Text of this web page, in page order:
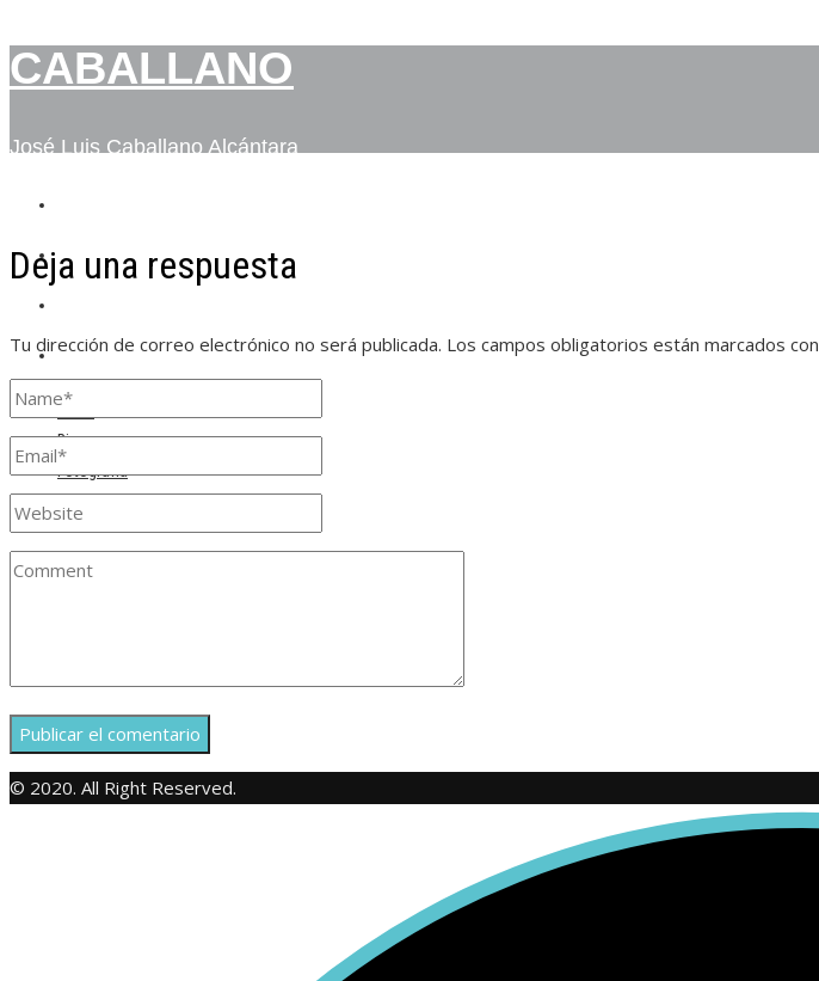
CABALLANO
José Luis Caballano Alcántara
BIO
CONTACTO
Inicio
Bio
Fotografía
Contacto
Deja una respuesta
Tu dirección de correo electrónico no será publicada. Los campos obligatorios están marcados con
© 2020. All Right Reserved.